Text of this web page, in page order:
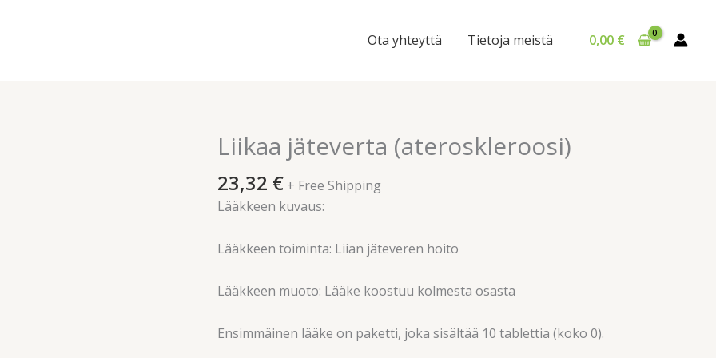
Ota yhteyttä Tietoja meistä 0,00 €
Liikaa jäteverta (ateroskleroosi)
23,32 € + Free Shipping
Lääkkeen kuvaus:
Lääkkeen toiminta: Liian jäteveren hoito
Lääkkeen muoto: Lääke koostuu kolmesta osasta
Ensimmäinen lääke on paketti, joka sisältää 10 tablettia (koko 0).
Liikaa
jäteverta
(ateroskleroosi)
määrä